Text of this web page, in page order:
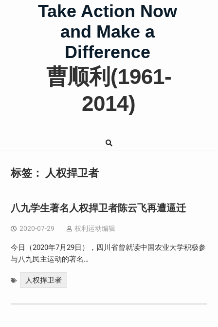
Take Action Now
and Make a
Difference
曹顺利(1961-
2014)
标签： 人权捍卫者
八九学生著名人权捍卫者陈云飞再遭逼迁
2020-07-29 权利运动编辑
今日（2020年7月29日），四川省曾就读中国农业大学积极参
与八九民主运动的著名…
人权捍卫者